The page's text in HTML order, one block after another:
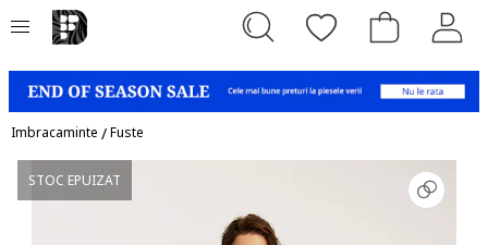
Imbracaminte /Fuste
STOC EPUIZAT